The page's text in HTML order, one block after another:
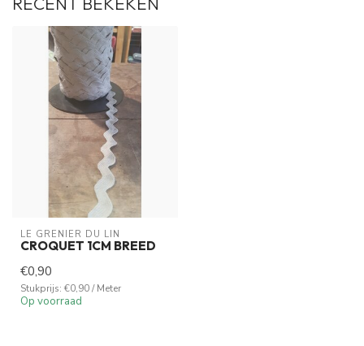
LE GRENIER DU LIN
CROQUET 1CM BREED
€0,90
Stukprijs: €0,90 / Meter
Op voorraad